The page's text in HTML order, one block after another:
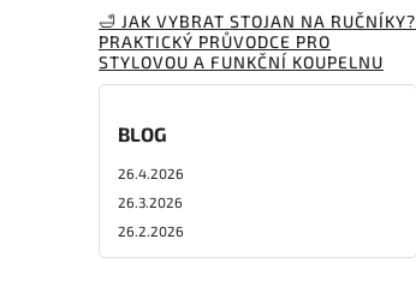
🛁 JAK VYBRAT STOJAN NA RUČNÍKY?
PRAKTICKÝ PRŮVODCE PRO
STYLOVOU A FUNKČNÍ KOUPELNU
BLOG
26.4.2026
26.3.2026
26.2.2026